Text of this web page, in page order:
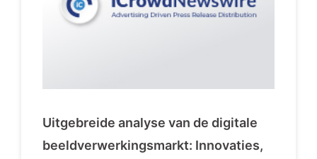
Uitgebreide analyse van de digitale
beeldverwerkingsmarkt: Innovaties,